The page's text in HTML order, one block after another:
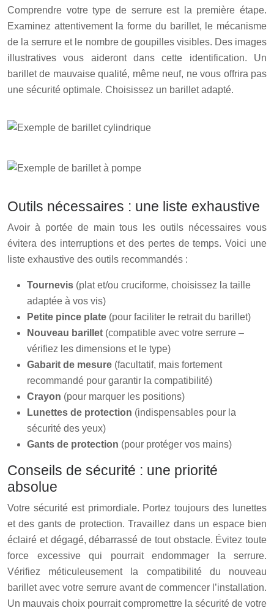
Comprendre votre type de serrure est la première étape.
Examinez attentivement la forme du barillet, le mécanisme
de la serrure et le nombre de goupilles visibles. Des images
illustratives vous aideront dans cette identification. Un
barillet de mauvaise qualité, même neuf, ne vous offrira pas
une sécurité optimale. Choisissez un barillet adapté.
Outils nécessaires : une liste exhaustive
Avoir à portée de main tous les outils nécessaires vous
évitera des interruptions et des pertes de temps. Voici une
liste exhaustive des outils recommandés :
Tournevis (plat et/ou cruciforme, choisissez la taille
adaptée à vos vis)
Petite pince plate (pour faciliter le retrait du barillet)
Nouveau barillet (compatible avec votre serrure –
vérifiez les dimensions et le type)
Gabarit de mesure (facultatif, mais fortement
recommandé pour garantir la compatibilité)
Crayon (pour marquer les positions)
Lunettes de protection (indispensables pour la
sécurité des yeux)
Gants de protection (pour protéger vos mains)
Conseils de sécurité : une priorité
absolue
Votre sécurité est primordiale. Portez toujours des lunettes
et des gants de protection. Travaillez dans un espace bien
éclairé et dégagé, débarrassé de tout obstacle. Évitez toute
force excessive qui pourrait endommager la serrure.
Vérifiez méticuleusement la compatibilité du nouveau
barillet avec votre serrure avant de commencer l’installation.
Un mauvais choix pourrait compromettre la sécurité de votre